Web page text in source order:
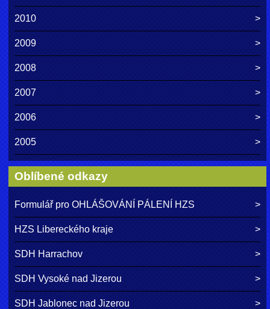
2010
2009
2008
2007
2006
2005
Oblíbené odkazy
Formulář pro OHLÁŠOVÁNÍ PÁLENÍ HZS
HZS Libereckého kraje
SDH Harrachov
SDH Vysoké nad Jizerou
SDH Jablonec nad Jizerou